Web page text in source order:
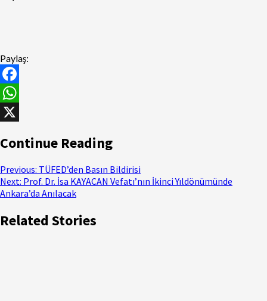
Paylaş:
Facebook
WhatsApp
Continue Reading
Previous: TÜFED’den Basın Bildirisi
Next: Prof. Dr. İsa KAYACAN Vefatı’nın İkinci Yıldönümünde
Ankara’da Anılacak
Related Stories